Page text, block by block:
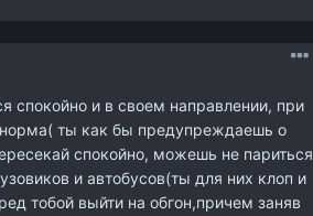
спокойно и в своем направлении, при
ты как бы предупреждаешь о
спокойно, можешь не париться
и автобусов(ты для них клоп и
тобой выйти на обгон,причем заняв